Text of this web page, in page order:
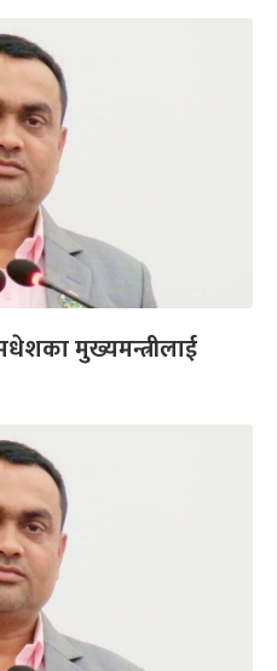
मुख्यमन्त्रीलाई